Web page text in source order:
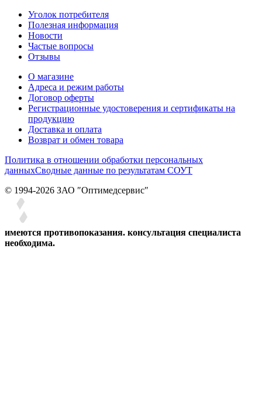
Уголок потребителя
Полезная информация
Новости
Частые вопросы
Отзывы
О магазине
Адреса и режим работы
Договор оферты
Регистрационные удостоверения и сертификаты на
продукцию
Доставка и оплата
Возврат и обмен товара
Политика в отношении обработки персональных
данныхСводные данные по результатам СОУТ
© 1994-2026 ЗАО ″Оптимедсервис″
имеются противопоказания. консультация специалиста
необходима.